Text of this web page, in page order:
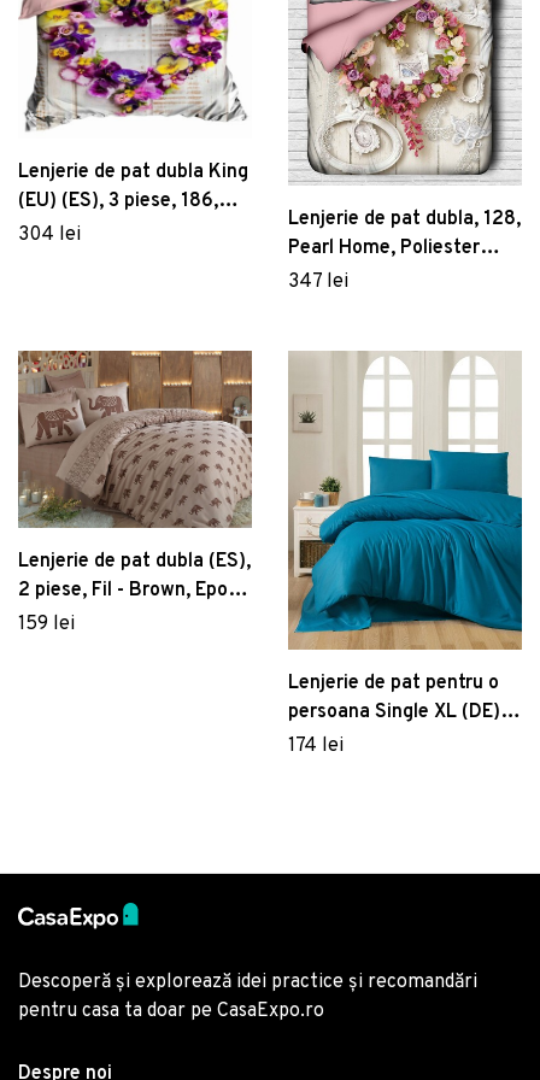
Lenjerie de pat dubla King
(EU) (ES), 3 piese, 186,
Pearl Home, Poliester
304 lei
Lenjerie de pat dubla, 128,
Pearl Home, Poliester
Satinat
347 lei
Lenjerie de pat dubla (ES),
2 piese, Fil - Brown, Eponj
Home, 65% bumbac/35%
159 lei
Lenjerie de pat pentru o
persoana Single XL (DE),
Petrol Blue, Patik,
174 lei
Descoperă și explorează idei practice și recomandări
pentru casa ta doar pe CasaExpo.ro
Despre noi